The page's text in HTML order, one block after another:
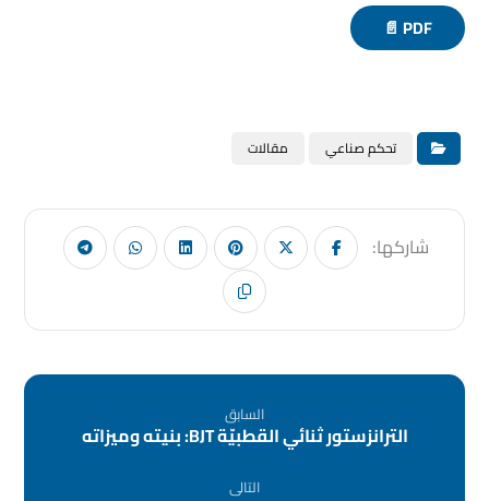
PDF 📄
تحكم صناعي مقالات
السابق
الترانزستور ثنائي القطبيّة BJT: بنيته وميزاته
التالى